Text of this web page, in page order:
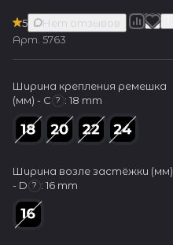
5
Нет отзывов
Арт. 5763
Ширина крепления ремешка
(мм) - С ? : 18 mm
Ширина возле застёжки (мм)
- D ? : 16 mm